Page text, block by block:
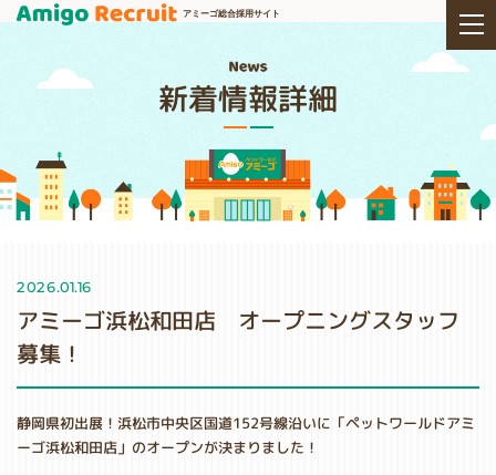
アミーゴ総合採用サイト
新着情報詳細
2026.01.16
アミーゴ浜松和田店 オープニングスタッフ
募集！
静岡県初出展！浜松市中央区国道152号線沿いに「ペットワールドアミ
ーゴ浜松和田店」のオープンが決まりました！